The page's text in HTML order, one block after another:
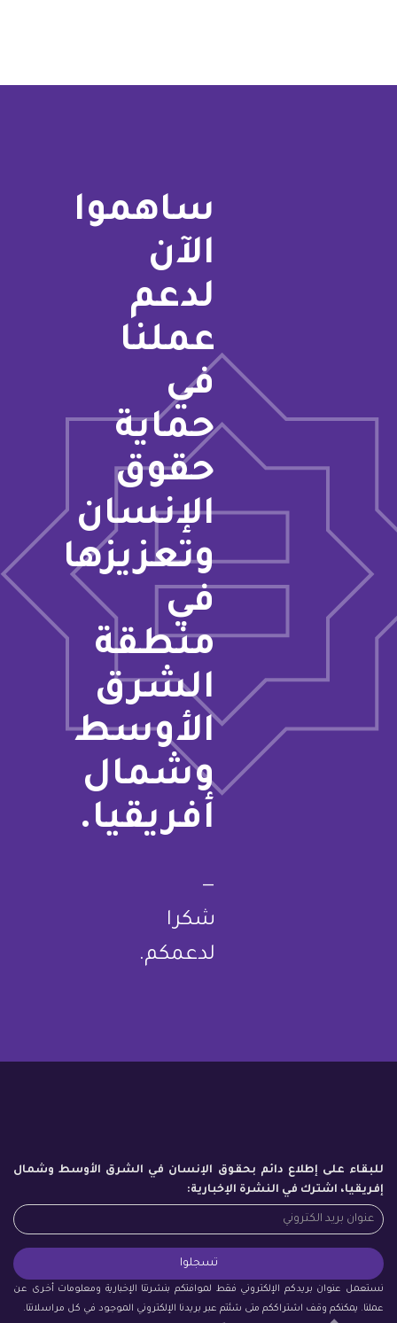
ساهموا
الآن
لدعم
عملنا
في
حماية
حقوق
الإنسان
وتعزيزها
في
منطقة
الشرق
الأوسط
وشمال
أفريقيا.
—
شكرا
لدعمكم.
للبقاء على إطلاع دائم بحقوق الإنسان في الشرق الأوسط وشمال
إفريقيا، اشترك في النشرة الإخبارية:
نستعمل عنوان بريدكم الإلكتروني فقط لموافتكم بنشرتنا الإخبارية ومعلومات أخرى عن
عملنا. يمكنكم وقف اشتراككم متى شئتم عبر بريدنا الإلكتروني الموجود في كل مراسلاتنا.